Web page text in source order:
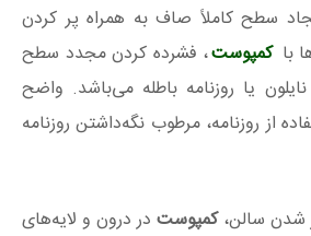
سطح کاملاً صاف به همراه پر کردن
با کمپوست، فشرده کردن مجدد سطح
یا روزنامه باطله می‌باشد. واضح
از روزنامه، مرطوب نگه‌داشتن روزنامه
کمپوست در درون و لایه‌های